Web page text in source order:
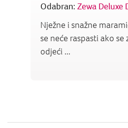
Odabran: Zewa Deluxe
Nježne i snažne
se neće raspasti ako se
odjeći ...